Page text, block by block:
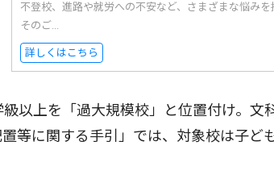
不登校、進路や就労への不安など、さまざまな悩みを
そのご...
詳しくはこちら
以上を「過大規模校」と位置付け。文
等に関する手引」では、対象校は子ど